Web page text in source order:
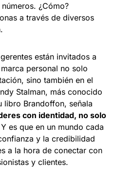
¿Cómo?
a través de diversos
están invitados a
personal no solo
sino también en el
Stalman, más conocido
libro Brandoffon, señala
con identidad, no solo
es que en un mundo cada
y la credibilidad
a la hora de conectar con
y clientes.